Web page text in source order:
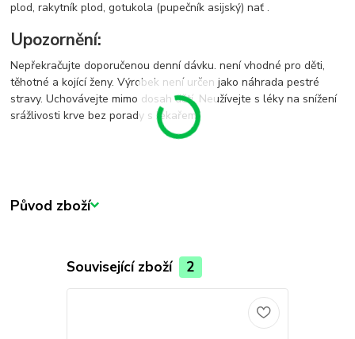
plod, rakytník plod, gotukola (pupečník asijský) nať .
Upozornění:
Nepřekračujte doporučenou denní dávku. není vhodné pro děti,
těhotné a kojící ženy. Výrobek není určen jako náhrada pestré
stravy. Uchovávejte mimo dosah dětí. Neužívejte s léky na snížení
srážlivosti krve bez porady s lékařem.
Původ zboží
Související zboží 2